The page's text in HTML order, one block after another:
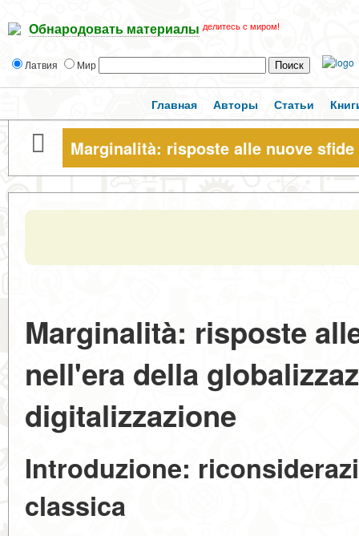
Обнародовать материалы делитесь с миром!
Латвия Мир
Главная Авторы Статьи
Marginalità: risposte alle nuove sfide
Marginalità: risposte
nell'era della
digitalizzazione
Introduzione:
classica